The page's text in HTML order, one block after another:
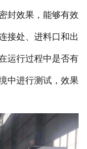
封效果，能够有效
接处、进料口和出
运行过程中是否有
中进行测试，效果